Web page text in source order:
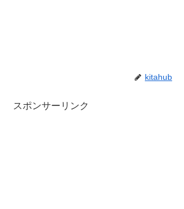
kitahub
スポンサーリンク